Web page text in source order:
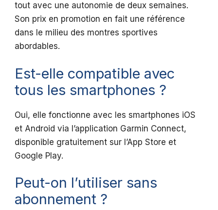
tout avec une autonomie de deux semaines.
Son prix en promotion en fait une référence
dans le milieu des montres sportives
abordables.
Est-elle compatible avec
tous les smartphones ?
Oui, elle fonctionne avec les smartphones iOS
et Android via l’application Garmin Connect,
disponible gratuitement sur l’App Store et
Google Play.
Peut-on l’utiliser sans
abonnement ?